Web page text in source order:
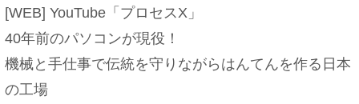
[WEB] YouTube「プロセスX」
40年前のパソコンが現役！
機械と手仕事で伝統を守りながらはんてんを作る日本
の工場